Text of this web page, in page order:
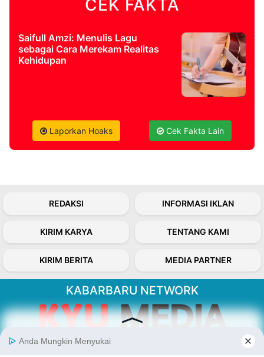
CEK FAKTA
Saifull Amzi: Menulis Lagu
sebagai Cara Merekam Realitas
Kehidupan
Laporkan Hoaks Cek Fakta Lain
REDAKSI INFORMASI IKLAN
KIRIM KARYA TENTANG KAMI
KIRIM BERITA MEDIA PARTNER
KABARBARU NETWORK